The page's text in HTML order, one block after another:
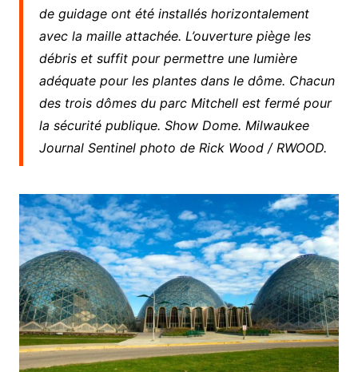
de guidage ont été installés horizontalement
avec la maille attachée. L’ouverture piège les
débris et suffit pour permettre une lumière
adéquate pour les plantes dans le dôme. Chacun
des trois dômes du parc Mitchell est fermé pour
la sécurité publique. Show Dome. Milwaukee
Journal Sentinel photo de Rick Wood / RWOOD.